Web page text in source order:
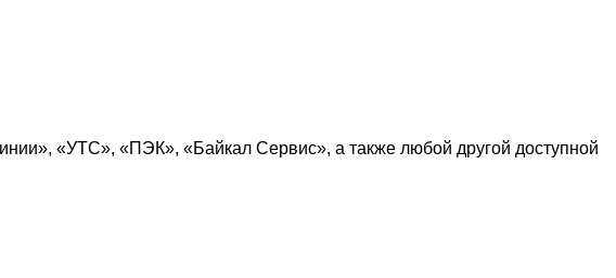
», «УТС», «ПЭК», «Байкал Сервис», а также любой другой доступной